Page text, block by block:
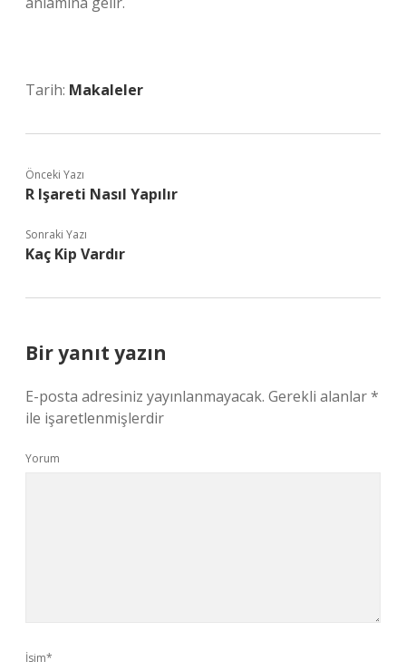
Tarih: Makaleler
Önceki Yazı
R Işareti Nasıl Yapılır
Sonraki Yazı
Kaç Kip Vardır
Bir yanıt yazın
E-posta adresiniz yayınlanmayacak. Gerekli alanlar*
ile işaretlenmişlerdir
Yorum
İsim*